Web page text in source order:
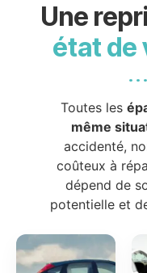
Une
état de
Toutes les
même
accidenté,
coûteux à
dépend de
potentielle et